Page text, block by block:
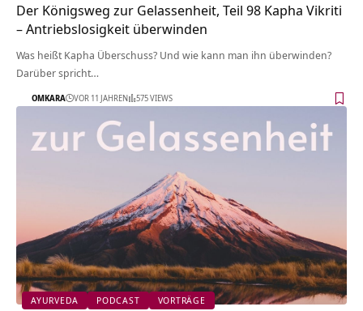
Der Königsweg zur Gelassenheit, Teil 98 Kapha Vikriti
– Antriebslosigkeit überwinden
Was heißt Kapha Überschuss? Und wie kann man ihn überwinden?
Darüber spricht…
OMKARA VOR 11 JAHREN 575 VIEWS
AYURVEDA PODCAST VORTRÄGE